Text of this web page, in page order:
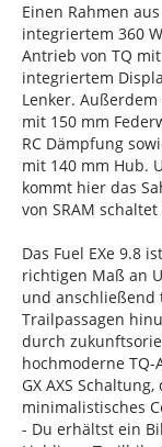
Einen Rahmen
integriertem 360
Antrieb von TQ
integriertem
Lenker. Außerdem
mit 150 mm
RC Dämpfung
mit 140 mm Hub.
kommt hier das
von SRAM
Das Fuel EXe 9.8
richtigen Maß an
und anschließend
Trailpassagen
durch
hochmoderne
GX AXS
minimalistisches
- Du erhältst ein